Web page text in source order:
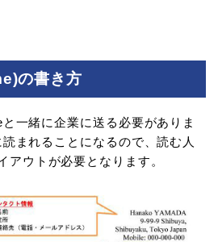
の書き方
一緒に企業に送る必要がありま
まれることになるので、読む人
アウトが必要となります。